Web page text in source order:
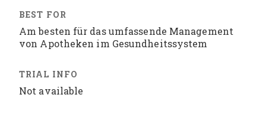
Am besten für das umfassende Management
von Apotheken im Gesundheitssystem
Not available